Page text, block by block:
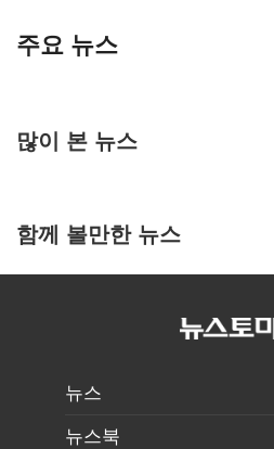
주요 뉴스
많이 본 뉴스
함께 볼만한 뉴스
뉴스
뉴스북